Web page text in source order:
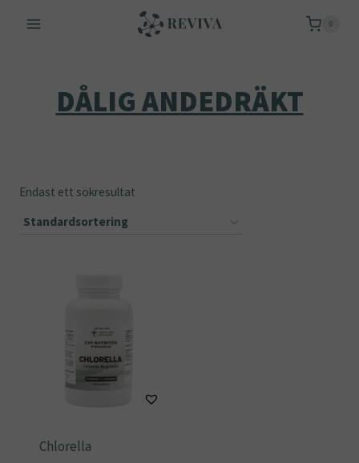
0
DÅLIG ANDEDRÄKT
Endast ett sökresultat
Chlorella